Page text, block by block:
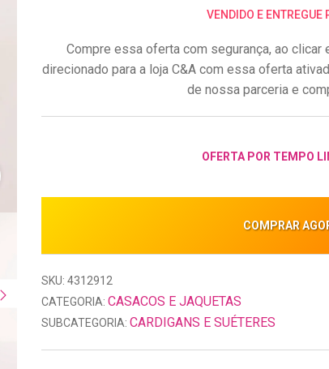
VENDIDO E ENTREGUE
Compre essa oferta com segurança, ao clicar
direcionado para a loja C&A com essa oferta
de nossa parceria e
OFERTA POR TEMPO
COMPRAR
SKU: 4312912
CATEGORIA: CASACOS E JAQUETAS
SUBCATEGORIA: CARDIGANS E SUÉTERES